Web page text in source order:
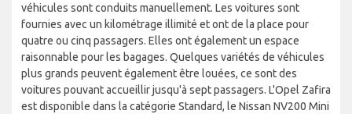
véhicules sont conduits manuellement. Les voitures sont
fournies avec un kilométrage illimité et ont de la place pour
quatre ou cinq passagers. Elles ont également un espace
raisonnable pour les bagages. Quelques variétés de véhicules
plus grands peuvent également être louées, ce sont des
voitures pouvant accueillir jusqu'à sept passagers. L'Opel Zafira
est disponible dans la catégorie Standard, le Nissan NV200 Mini